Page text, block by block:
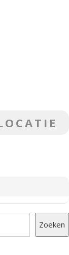
Zoeken